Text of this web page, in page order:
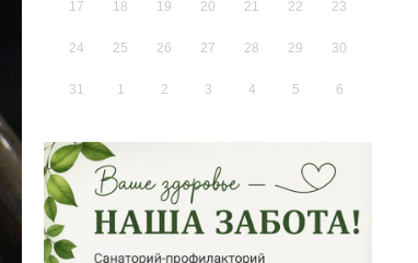
17 18 19 20 21 22 23
24 25 26 27 28 29 30
31 1 2 3 4 5 6